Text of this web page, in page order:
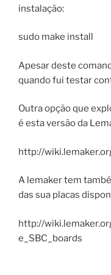
instalação:
sudo make install
Apesar deste
quando fui testar
Outra opção que
é esta versão da
http://
A lemaker tem
das sua placas
http://
e_SBC_boards